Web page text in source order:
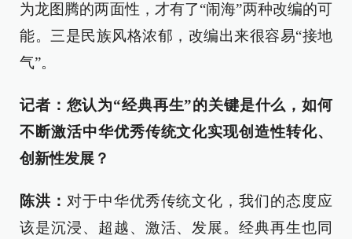
为龙图腾的两面性，才有了“闹海”两种改编的可
能。三是民族风格浓郁，改编出来很容易“接地
气”。
记者：您认为“经典再生”的关键是什么，如何
不断激活中华优秀传统文化实现创造性转化、
创新性发展？
陈洪： 对于中华优秀传统文化，我们的态度应
该是沉浸、超越、激活、发展。经典再生也同